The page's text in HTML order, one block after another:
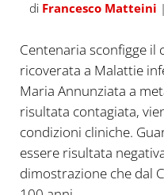
di Francesco Matteini
Centenaria sconfigge il
ricoverata a Malattie
Maria Annunziata a
risultata contagiata,
condizioni cliniche.
essere risultata
dimostrazione che dal